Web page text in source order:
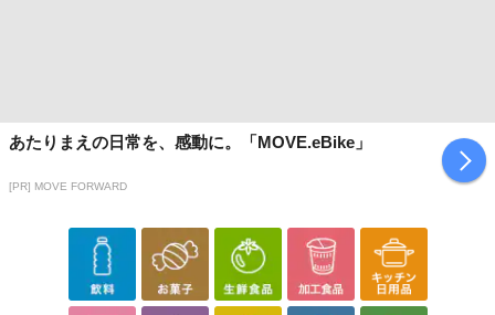
あたりまえの日常を、感動に。「MOVE.eBike」
[PR] MOVE FORWARD